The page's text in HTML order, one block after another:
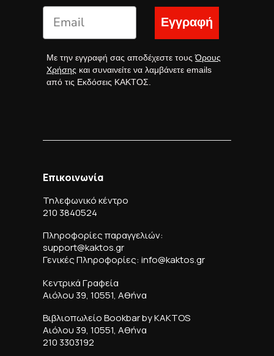
Εγγραφή
Με την εγγραφή σας αποδέχεστε τουςΌρους
Χρήσης και συναινείτε να λαμβάνετε emails
από τις Εκδόσεις ΚΑΚΤΟΣ.
Επικοινωνία
Τηλεφωνικό κέντρο
210 3840524
Πληροφορίες παραγγελιών:
support@kaktos.gr
Γενικές Πληροφορίες: info@kaktos.gr
Κεντρικά Γραφεία
Αιόλου 39, 10551, Αθήνα
Βιβλιοπωλείο Bookbar by KAKTOS
Αιόλου 39, 10551, Αθήνα
210 3303192